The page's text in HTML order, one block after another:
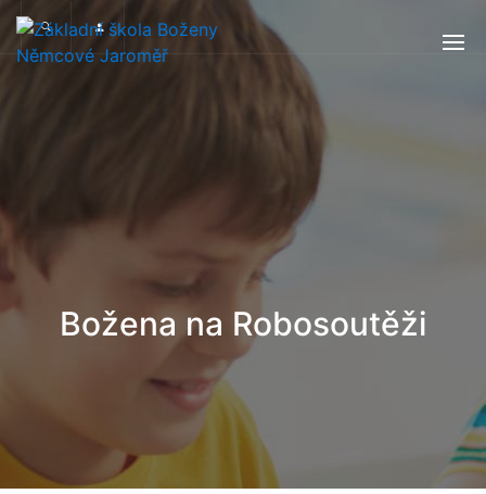
Božena na Robosoutěži